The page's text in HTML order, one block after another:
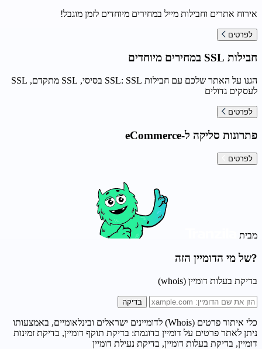
אירוח אתרים וחבילות מייל במחירים מיוחדים לזמן מוגבל!
לפרטים
חבילות SSL במחירים מיוחדים
הגנו על האתר שלכם עם חבילות SSL: SSL בסיסי, SSL מתקדם, SSL
לעסקים גדולים
לפרטים
פתרונות סליקה ל-eCommerce
לפרטים
מבית
?של מי הדומיין הזה
בדיקת בעלות דומיין (whois)
בדיקה
כלי איתור פרטים (Whois) לדומיינים ישראלים ובינלאומיים, באמצעותו
ניתן לאתר פרטים על דומיין כדוגמת: בדיקת תוקף דומיין, בדיקת זמינות
דומיין, בדיקת בעלות דומיין, בדיקת נעילת דומיין